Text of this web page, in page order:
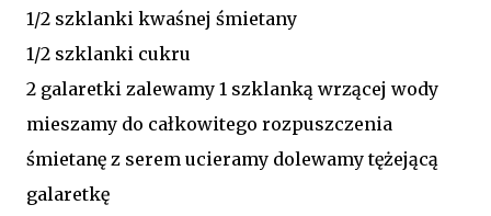
1/2 szklanki kwaśnej śmietany
1/2 szklanki cukru
2 galaretki zalewamy 1 szklanką wrzącej wody
mieszamy do całkowitego rozpuszczenia
śmietanę z serem ucieramy dolewamy tężejącą
galaretkę